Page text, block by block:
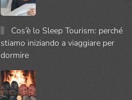
Cos’è lo Sleep Tourism: perché
stiamo iniziando a viaggiare per
dormire